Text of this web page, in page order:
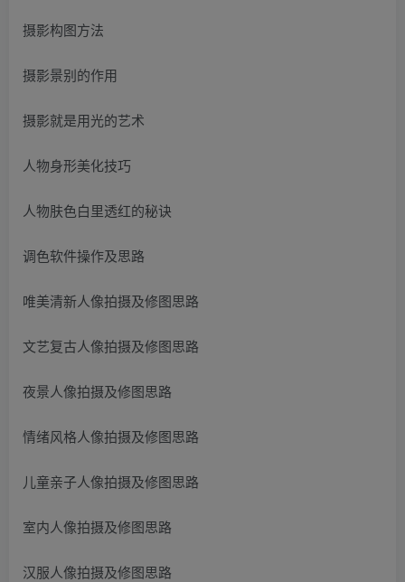
摄影构图方法
摄影景别的作用
摄影就是用光的艺术
人物身形美化技巧
人物肤色白里透红的秘诀
调色软件操作及思路
唯美清新人像拍摄及修图思路
文艺复古人像拍摄及修图思路
夜景人像拍摄及修图思路
情绪风格人像拍摄及修图思路
儿童亲子人像拍摄及修图思路
室内人像拍摄及修图思路
汉服人像拍摄及修图思路